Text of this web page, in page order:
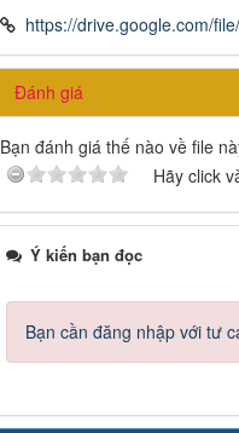
https://drive.google.com/
Đánh giá
Bạn đánh giá thế nào về file
Hãy click
Ý kiến bạn đọc
Bạn cần đăng nhập với tư